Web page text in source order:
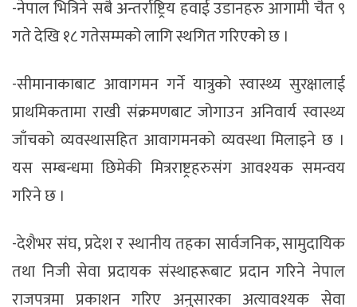
-नेपाल भित्रिने सबै अन्तर्राष्ट्रिय हवाई उडानहरु आगामी चैत ९
गते देखि १८ गतेसम्मको लागि स्थगित गरिएको छ ।
-सीमानाकाबाट आवागमन गर्ने यात्रुको स्वास्थ्य सुरक्षालाई
प्राथमिकतामा राखी संक्रमणबाट जोगाउन अनिवार्य स्वास्थ्य
जाँचको व्यवस्थासहित आवागमनको व्यवस्था मिलाइने छ ।
यस सम्बन्धमा छिमेकी मित्रराष्ट्रहरुसंग आवश्यक समन्वय
गरिने छ ।
-देशैभर संघ, प्रदेश र स्थानीय तहका सार्वजनिक, सामुदायिक
तथा निजी सेवा प्रदायक संस्थाहरूबाट प्रदान गरिने नेपाल
राजपत्रमा प्रकाशन गरिए अनुसारका अत्यावश्यक सेवा